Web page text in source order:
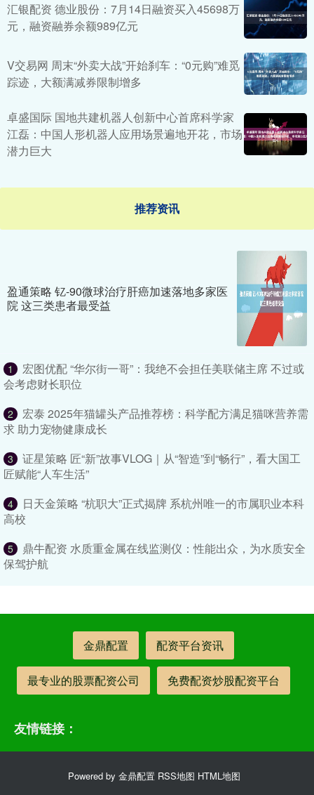
汇银配资 德业股份：7月14日融资买入45698万
元，融资融券余额989亿元
V交易网 周末“外卖大战”开始刹车：“0元购”难觅
踪迹，大额满减券限制增多
卓盛国际 国地共建机器人创新中心首席科学家
江磊：中国人形机器人应用场景遍地开花，市场
潜力巨大
推荐资讯
盈通策略 钇-90微球治疗肝癌加速落地多家医
院 这三类患者最受益
1
宏图优配 “华尔街一哥”：我绝不会担任美联储主席 不过或
会考虑财长职位
2
宏泰 2025年猫罐头产品推荐榜：科学配方满足猫咪营养需
求 助力宠物健康成长
3
证星策略 匠“新”故事VLOG｜从“智造”到“畅行”，看大国工
匠赋能“人车生活”
4
日天金策略 “杭职大”正式揭牌 系杭州唯一的市属职业本科
高校
5
鼎牛配资 水质重金属在线监测仪：性能出众，为水质安全
保驾护航
金鼎配置 配资平台资讯
最专业的股票配资公司 免费配资炒股配资平台
友情链接：
Powered by 金鼎配置 RSS地图 HTML地图